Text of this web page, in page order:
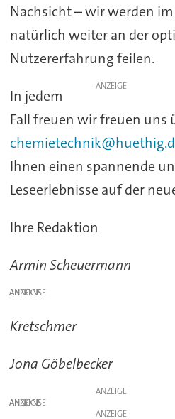
Nachsicht – wir werden
natürlich weiter an der
Nutzererfahrung feilen.
ANZEIGE
In jedem
Fall freuen wir freuen uns
Ihnen einen spannende
Leseerlebnisse auf der
Ihre Redaktion
Armin Scheuermann
ANZEIGE
Kretschmer
Jona Göbelbecker
ANZEIGE
ANZEIGE
ANZEIGE